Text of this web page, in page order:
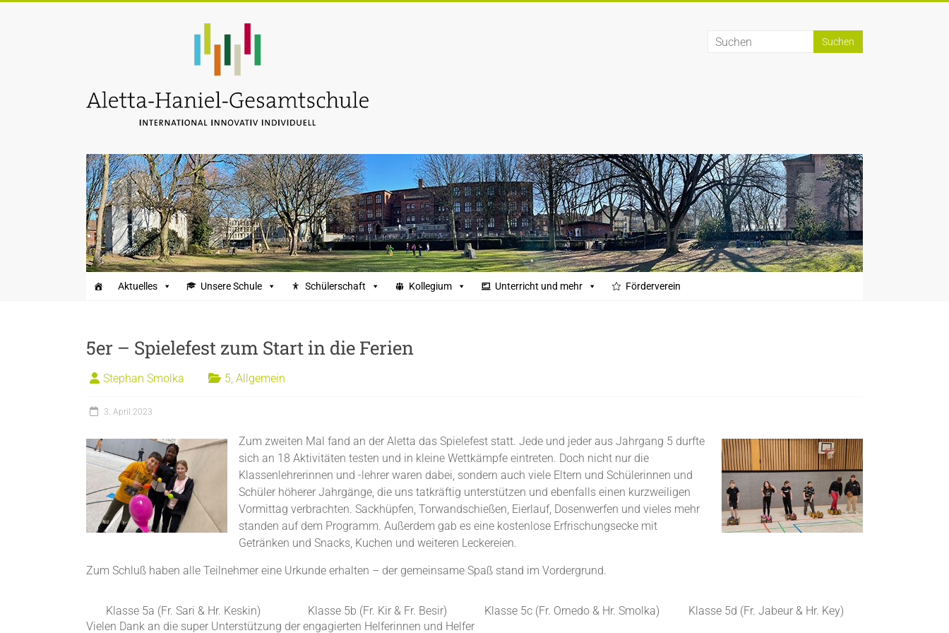
Gesamtschule
Aktuelles Unsere Schule Schülerschaft Kollegium Unterricht und mehr Förderverein
5er – Spielefest zum Start in die Ferien
Stephan Smolka 5, Allgemein
3. April 2023
Zum zweiten Mal fand an der Aletta das Spielefest statt. Jede und jeder aus Jahrgang 5 durfte
sich an 18 Aktivitäten testen und in kleine Wettkämpfe eintreten. Doch nicht nur die
Klassenlehrerinnen und -lehrer waren dabei, sondern auch viele Eltern und Schülerinnen und
Schüler höherer Jahrgänge, die uns tatkräftig unterstützen und ebenfalls einen kurzweiligen
Vormittag verbrachten. Sackhüpfen, Torwandschießen, Eierlauf, Dosenwerfen und vieles mehr
standen auf dem Programm. Außerdem gab es eine kostenlose Erfrischungsecke mit
Getränken und Snacks, Kuchen und weiteren Leckereien.
Zum Schluß haben alle Teilnehmer eine Urkunde erhalten – der gemeinsame Spaß stand im Vordergrund.
Klasse 5a (Fr. Sari & Hr. Keskin) Klasse 5b (Fr. Kir & Fr. Besir) Klasse 5c (Fr. Ornedo & Hr. Smolka)
Klasse 5d (Fr. Jabeur & Hr. Key)
Vielen Dank an die super Unterstützung der engagierten Helferinnen und Helfer